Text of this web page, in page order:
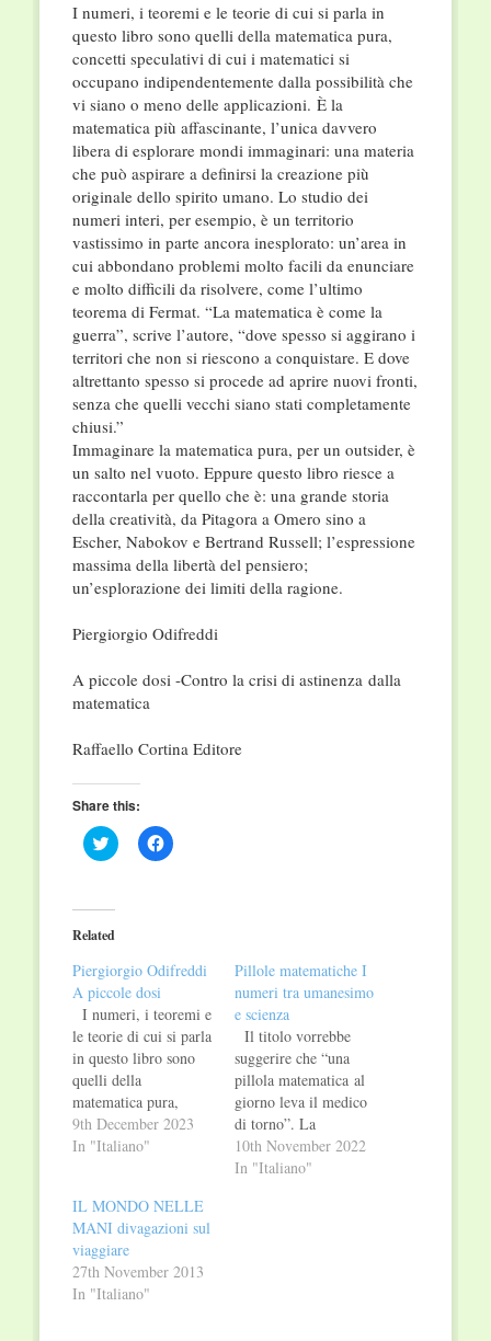
I numeri, i teoremi e le teorie di cui si parla in
questo libro sono quelli della matematica pura,
concetti speculativi di cui i matematici si
occupano indipendentemente dalla possibilità che
vi siano o meno delle applicazioni. È la
matematica più affascinante, l’unica davvero
libera di esplorare mondi immaginari: una materia
che può aspirare a definirsi la creazione più
originale dello spirito umano. Lo studio dei
numeri interi, per esempio, è un territorio
vastissimo in parte ancora inesplorato: un’area in
cui abbondano problemi molto facili da enunciare
e molto difficili da risolvere, come l’ultimo
teorema di Fermat. “La matematica è come la
guerra”, scrive l’autore, “dove spesso si aggirano i
territori che non si riescono a conquistare. E dove
altrettanto spesso si procede ad aprire nuovi fronti,
senza che quelli vecchi siano stati completamente
chiusi.”
Immaginare la matematica pura, per un outsider, è
un salto nel vuoto. Eppure questo libro riesce a
raccontarla per quello che è: una grande storia
della creatività, da Pitagora a Omero sino a
Escher, Nabokov e Bertrand Russell; l’espressione
massima della libertà del pensiero;
un’esplorazione dei limiti della ragione.
Piergiorgio Odifreddi
A piccole dosi -Contro la crisi di astinenza dalla
matematica
Raffaello Cortina Editore
Share this:
Click
to
(Opens
in
new
Click
to
Related
Piergiorgio Odifreddi
A piccole dosi
I numeri, i teoremi e
le teorie di cui si parla
in questo libro sono
quelli della
matematica pura,
concetti speculativi di
cui i matematici si
dalla possibilità che vi
siano o meno delle
applicazioni. È la
matematica più
affascinante, l’unica
9th December 2023
In "Italiano"
Pillole matematiche I
numeri tra umanesimo
e scienza
Il titolo vorrebbe
suggerire che “una
pillola matematica al
giorno leva il medico
di torno”. La
malattia da curare è
l’analfabetismo
10th November 2022
In "Italiano"
IL MONDO NELLE
MANI divagazioni sul
viaggiare
27th November 2013
In "Italiano"